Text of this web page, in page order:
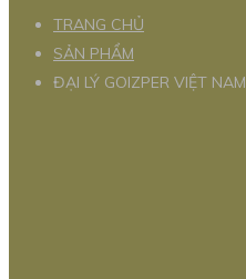
TRANG CHỦ
SẢN PHẨM
ĐẠI LÝ GOIZPER VIỆT NAM